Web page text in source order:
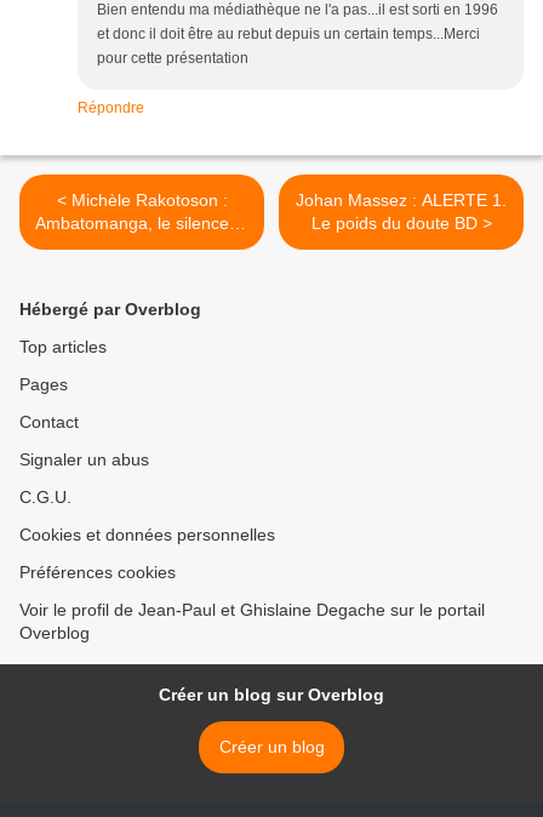
Bien entendu ma médiathèque ne l'a pas...il est sorti en 1996
et donc il doit être au rebut depuis un certain temps...Merci
pour cette présentation
Répondre
< Michèle Rakotoson :
Ambatomanga, le silence et
la colère
Johan Massez : ALERTE 1.
Le poids du doute BD >
Hébergé par Overblog
Top articles
Pages
Contact
Signaler un abus
C.G.U.
Cookies et données personnelles
Préférences cookies
Voir le profil de Jean-Paul et Ghislaine Degache sur le portail
Overblog
Créer un blog sur Overblog
Créer un blog